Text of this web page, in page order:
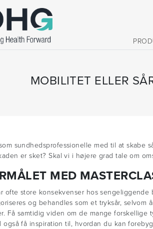
MOBILITET ELLER
sundhedsprofessionelle med til at
er sket? Skal vi i højere grad tale om
MED
ofte store konsekvenser hos
og behandles som et tryksår,
Få samtidig viden om de mange
også få inspiration til, hvordan du kan